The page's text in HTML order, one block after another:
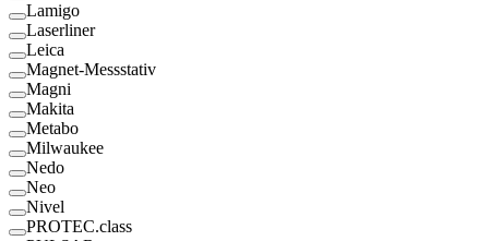
Lamigo
Laserliner
Leica
Magnet-Messstativ
Magni
Makita
Metabo
Milwaukee
Nedo
Neo
Nivel
PROTEC.class